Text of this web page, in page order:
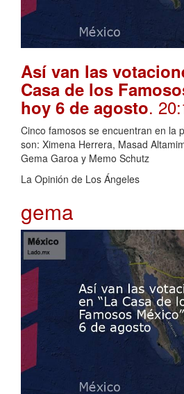
Así van las
Casa de los
hoy 6 de agosto.
Cinco famosos se encuentran en la
son: Ximena Herrera, Masad
Gema Garoa y Memo Schutz
La Opinión de Los Ángeles
gema